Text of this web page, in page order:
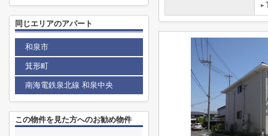
同じエリアのアパート
和泉市
箕形町
南海電鉄泉北線 和泉中央
この物件を見た方へのお勧め物件